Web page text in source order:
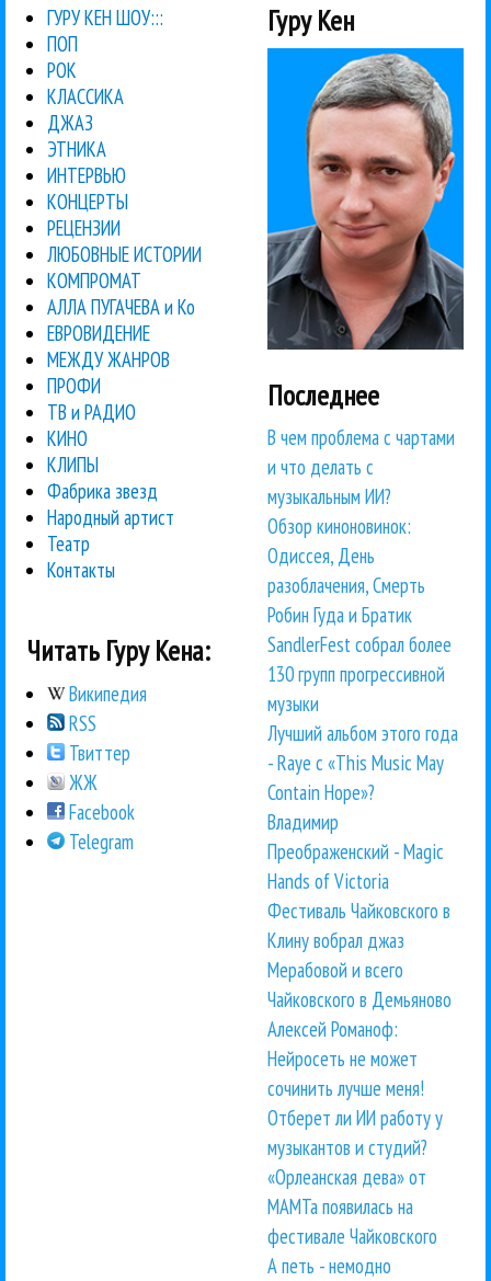
ГУРУ КЕН ШОУ:::
ПОП
РОК
КЛАССИКА
ДЖАЗ
ЭТНИКА
ИНТЕРВЬЮ
КОНЦЕРТЫ
РЕЦЕНЗИИ
ЛЮБОВНЫЕ ИСТОРИИ
КОМПРОМАТ
АЛЛА ПУГАЧЕВА и Ко
ЕВРОВИДЕНИЕ
МЕЖДУ ЖАНРОВ
ПРОФИ
ТВ и РАДИО
КИНО
КЛИПЫ
Фабрика звезд
Народный артист
Театр
Контакты
Читать Гуру Кена:
Википедия
RSS
Твиттер
ЖЖ
Facebook
Telegram
Гуру Кен
Последнее
В чем проблема с чартами
и что делать с
музыкальным ИИ?
Обзор киноновинок:
Одиссея, День
разоблачения, Смерть
Робин Гуда и Братик
SandlerFest собрал более
130 групп прогрессивной
музыки
Лучший альбом этого года
- Raye с «This Music May
Contain Hope»?
Владимир
Преображенский - Magic
Hands of Victoria
Фестиваль Чайковского в
Клину вобрал джаз
Мерабовой и всего
Чайковского в Демьяново
Алексей Романоф:
Нейросеть не может
сочинить лучше меня!
Отберет ли ИИ работу у
музыкантов и студий?
«Орлеанская дева» от
МАМТа появилась на
фестивале Чайковского
А петь - немодно